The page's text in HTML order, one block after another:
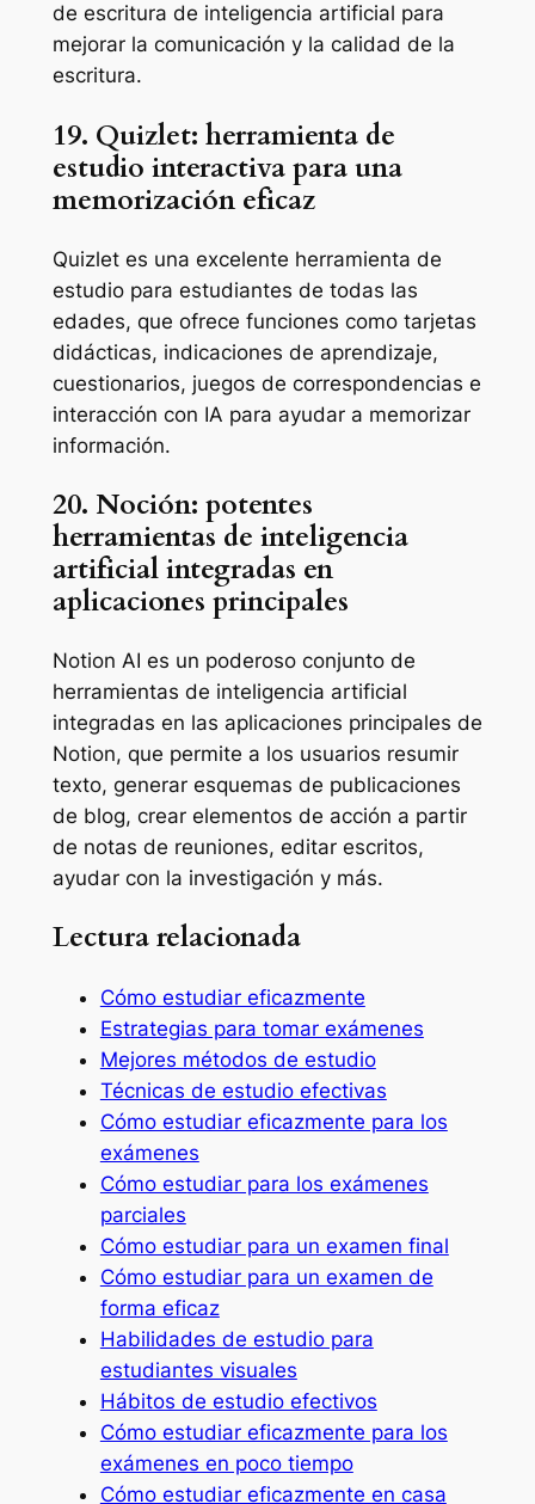
de escritura de inteligencia artificial para
mejorar la comunicación y la calidad de la
escritura.
19. Quizlet: herramienta de
estudio interactiva para una
memorización eficaz
Quizlet es una excelente herramienta de
estudio para estudiantes de todas las
edades, que ofrece funciones como tarjetas
didácticas, indicaciones de aprendizaje,
cuestionarios, juegos de correspondencias e
interacción con IA para ayudar a memorizar
información.
20. Noción: potentes
herramientas de inteligencia
artificial integradas en
aplicaciones principales
Notion AI es un poderoso conjunto de
herramientas de inteligencia artificial
integradas en las aplicaciones principales de
Notion, que permite a los usuarios resumir
texto, generar esquemas de publicaciones
de blog, crear elementos de acción a partir
de notas de reuniones, editar escritos,
ayudar con la investigación y más.
Lectura relacionada
Cómo estudiar eficazmente
Estrategias para tomar exámenes
Mejores métodos de estudio
Técnicas de estudio efectivas
Cómo estudiar eficazmente para los
exámenes
Cómo estudiar para los exámenes
parciales
Cómo estudiar para un examen final
Cómo estudiar para un examen de
forma eficaz
Habilidades de estudio para
estudiantes visuales
Hábitos de estudio efectivos
Cómo estudiar eficazmente para los
exámenes en poco tiempo
Cómo estudiar eficazmente en casa